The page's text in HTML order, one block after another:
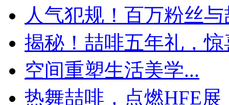
人气犯规！百万粉丝
揭秘！喆啡五年礼，惊
空间重塑生活美学...
热舞喆啡，点燃HFE展